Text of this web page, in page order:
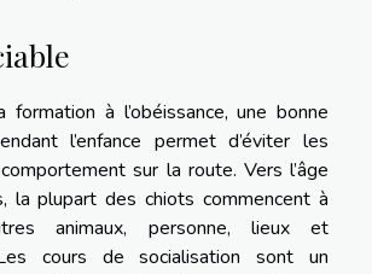
formation à l’obéissance, une bonne
l’enfance permet d’éviter les
sur la route. Vers l’âge
la plupart des chiots commencent à
animaux, personne, lieux et
cours de socialisation sont un